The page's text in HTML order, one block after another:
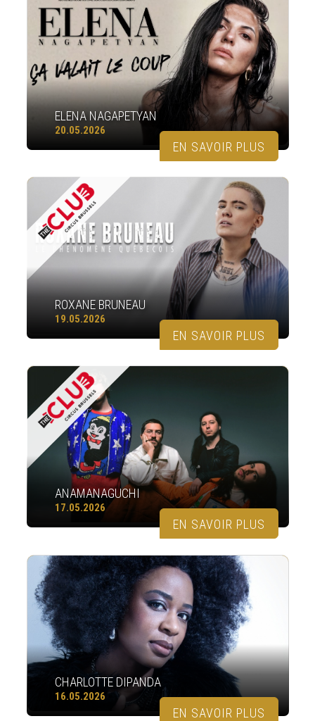
ELENA NAGAPETYAN
20.05.2026
EN SAVOIR PLUS
ROXANE BRUNEAU
19.05.2026
EN SAVOIR PLUS
ANAMANAGUCHI
17.05.2026
EN SAVOIR PLUS
CHARLOTTE DIPANDA
16.05.2026
EN SAVOIR PLUS